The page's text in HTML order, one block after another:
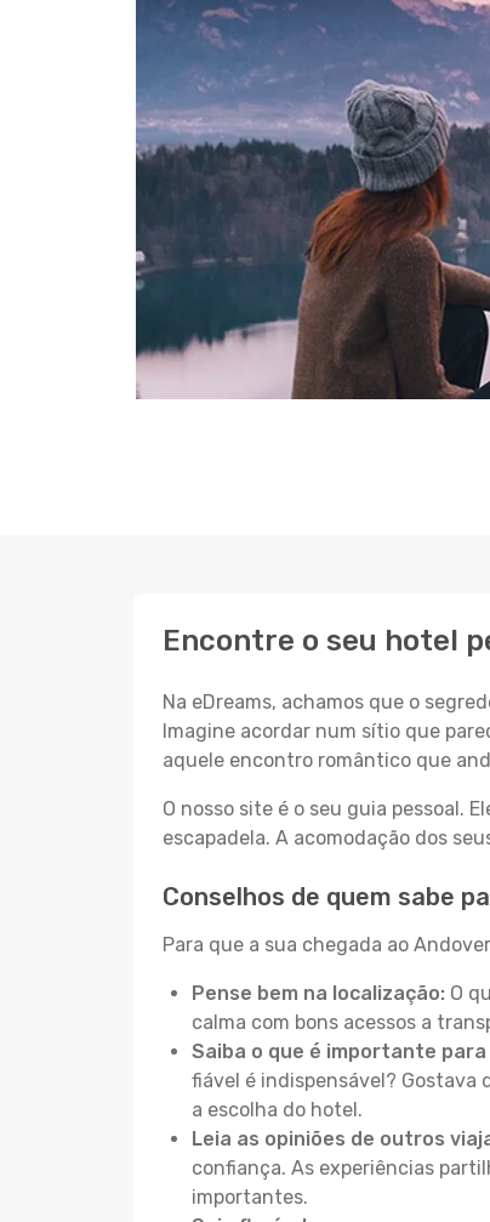
Encontre o seu hotel
Na eDreams, achamos que o
Imagine acordar num sítio que
aquele encontro romântico que
O nosso site é o seu guia pessoal.
escapadela. A acomodação dos
Conselhos de quem sabe
Para que a sua chegada ao
Pense bem na localização: O
calma com bons acessos a
Saiba o que é importante para
fiável é indispensável? Gostava
a escolha do hotel.
Leia as opiniões de outros
confiança. As experiências
importantes.